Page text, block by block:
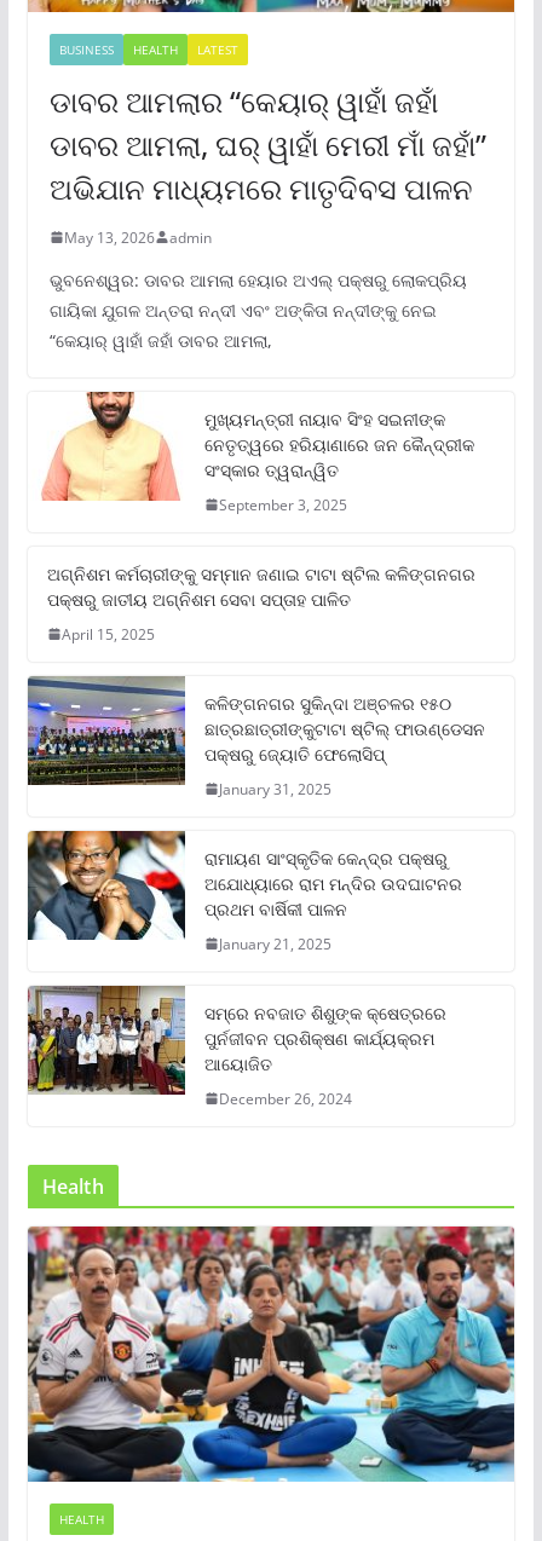
BUSINESS HEALTH LATEST
ଡାବର ଆମଲାର “କେୟାର୍ ୱାହାଁ ଜହାଁ
ଡାବର ଆମଲା, ଘର୍ ୱାହାଁ ମେରୀ ମାଁ ଜହାଁ”
ଅଭିଯାନ ମାଧ୍ୟମରେ ମାତୃଦିବସ ପାଳନ
May 13, 2026 admin
ଭୁବନେଶ୍ୱର: ଡାବର ଆମଲା ହେୟାର ଅଏଲ୍ ପକ୍ଷରୁ ଲୋକପ୍ରିୟ
ଗାୟିକା ଯୁଗଳ ଅନ୍ତରା ନନ୍ଦୀ ଏବଂ ଅଙ୍କିତା ନନ୍ଦୀଙ୍କୁ ନେଇ
“କେୟାର୍ ୱାହାଁ ଜହାଁ ଡାବର ଆମଲା,
ମୁଖ୍ୟମନ୍ତ୍ରୀ ନାୟାବ ସିଂହ ସଇନୀଙ୍କ
ନେତୃତ୍ୱରେ ହରିୟାଣାରେ ଜନ କୈନ୍ଦ୍ରୀକ
ସଂସ୍କାର ତ୍ୱରାନ୍ୱିତ
September 3, 2025
ଅଗ୍ନିଶମ କର୍ମଚାରୀଙ୍କୁ ସମ୍ମାନ ଜଣାଇ ଟାଟା ଷ୍ଟିଲ କଳିଙ୍ଗନଗର
ପକ୍ଷରୁ ଜାତୀୟ ଅଗ୍ନିଶମ ସେବା ସପ୍ତାହ ପାଳିତ
April 15, 2025
କଳିଙ୍ଗନଗର ସୁକିନ୍ଦା ଅଞ୍ଚଳର ୧୫୦
ଛାତ୍ରଛାତ୍ରୀଙ୍କୁଟାଟା ଷ୍ଟିଲ୍ ଫାଉଣ୍ଡେସନ
ପକ୍ଷରୁ ଜ୍ୟୋତି ଫେଲୋସିପ୍‌
January 31, 2025
ରାମାୟଣ ସାଂସ୍କୃତିକ କେନ୍ଦ୍ର ପକ୍ଷରୁ
ଅଯୋଧ୍ୟାରେ ରାମ ମନ୍ଦିର ଉଦଘାଟନର
ପ୍ରଥମ ବାର୍ଷିକୀ ପାଳନ
January 21, 2025
ସମ୍‌ରେ ନବଜାତ ଶିଶୁଙ୍କ କ୍ଷେତ୍ରରେ
ପୁର୍ନଜୀବନ ପ୍ରଶିକ୍ଷଣ କାର୍ଯ୍ୟକ୍ରମ
ଆୟୋଜିତ
December 26, 2024
Health
HEALTH